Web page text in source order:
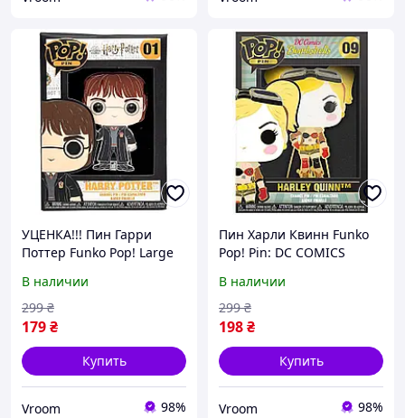
УЦЕНКА!!! Пин Гарри
Поттер Funko Pop! Large
POTTER HARRY POTTER
#01
В наличии
179₴
299 ₴
Купить
Vroom 98%
Пин Харли Квинн Funko
Pop! Pin: DC COMICS
DCCPP0012
В наличии
198₴
299 ₴
Купить
Vroom 98%